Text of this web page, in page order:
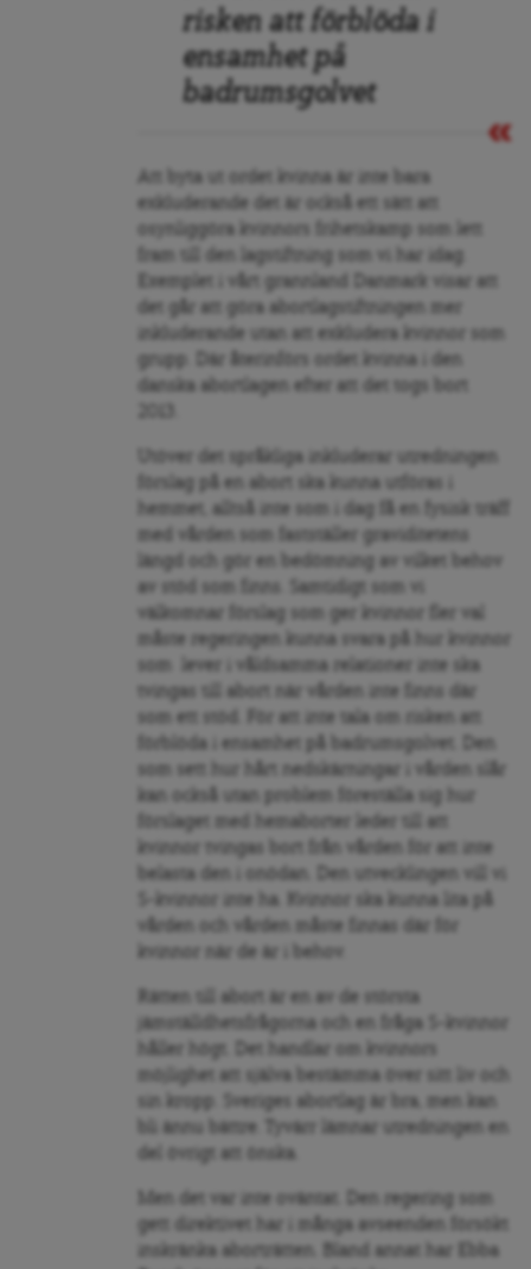
risken att förblöda i
ensamhet på
badrumsgolvet
Att byta ut ordet kvinna är inte bara
exkluderande det är också ett sätt att
osynliggöra kvinnors frihetskamp som lett
fram till den lagstiftning som vi har idag.
Exemplet i vårt grannland Danmark visar att
det går att göra abortlagstiftningen mer
inkluderande utan att exkludera kvinnor som
grupp. Där återinförs ordet kvinna i den
danska abortlagen efter att det togs bort
Utöver det språkliga inkluderar utredningen
förslag på en abort ska kunna utföras i
hemmet, alltså inte som i dag få en fysisk träff
med vården som fastställer graviditetens
längd och gör en bedömning av vilket behov
av stöd som finns. Samtidigt som vi
välkomnar förslag som ger kvinnor fler val
måste regeringen kunna svara på hur kvinnor
som lever i våldsamma relationer inte ska
tvingas till abort när vården inte finns där
som ett stöd. För att inte tala om risken att
förblöda i ensamhet på badrumsgolvet. Den
som sett hur hårt nedskärningar i vården slår
kan också utan problem föreställa sig hur
förslaget med hemaborter leder till att
kvinnor tvingas bort från vården för att inte
belasta den i onödan. Den utvecklingen vill vi
S-kvinnor inte ha. Kvinnor ska kunna lita på
vården och vården måste finnas där för
kvinnor när de är i behov.
Rätten till abort är en av de största
jämställdhetsfrågorna och en fråga S-kvinnor
håller högt. Det handlar om kvinnors
möjlighet att själva bestämma över sitt liv och
sin kropp. Sveriges abortlag är bra, men kan
bli ännu bättre. Tyvärr lämnar utredningen en
del övrigt att önska.
Men det var inte oväntat. Den regering som
gett direktivet har i många avseenden försökt
inskränka aborträtten. Bland annat har Ebba